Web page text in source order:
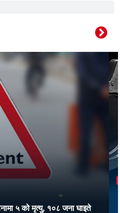
र अस्पतालमा तोडफोड गर्ने
पक्राउ